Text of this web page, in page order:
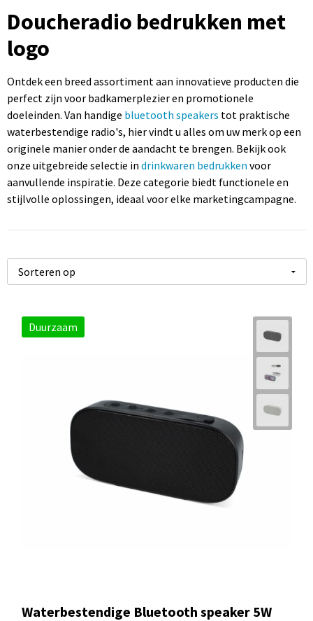
Sportartikelen bedrukken
Kantoorartikelen bedrukken
Paraplu's bedrukken
Gereedschap bedrukken
Touch pennen bedrukken
Luxe pennen bedrukken
Metalen pennen
Markeerstiften bedrukken
Rugzakken bedrukken
Promotietassen bedrukken
Draagtassen bedrukken
Caps bedrukken
Mutsen bedrukken
Bodywarmers bedrukken
Handdoeken bedrukken
USB sticks bedrukken
Computermuizen bedrukken
Doucheradio bedrukken met
logo
Ontdek een breed assortiment aan innovatieve producten die
perfect zijn voor badkamerplezier en promotionele
doeleinden. Van handige bluetooth speakers tot praktische
waterbestendige radio's, hier vindt u alles om uw merk op een
originele manier onder de aandacht te brengen. Bekijk ook
onze uitgebreide selectie in drinkwaren bedrukken voor
aanvullende inspiratie. Deze categorie biedt functionele en
stijlvolle oplossingen, ideaal voor elke marketingcampagne.
Duurzaam
Waterbestendige Bluetooth speaker 5W